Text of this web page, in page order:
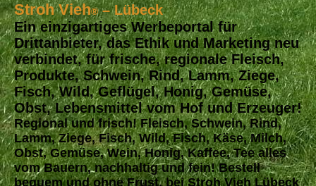
Stroh Vieh®– Lübeck
Ein einzigartiges Werbeportal für
Drittanbieter, das Ethik und Marketing neu
verbindet, für frische, regionale Fleisch,
Produkte, Schwein, Rind, Lamm, Ziege,
Fisch, Wild, Geflügel, Honig, Gemüse,
Obst, Lebensmittel vom Hof und Erzeuger!
Regional und frisch! Fleisch, Schwein, Rind,
Lamm, Ziege, Fisch, Wild, Fisch, Käse, Milch,
Obst, Gemüse, Wein, Honig, Kaffee, Tee alles
vom Bauern, nachhaltig und fein! Bestell
bequem und ohne Frust, bei Stroh Vieh Lübeck